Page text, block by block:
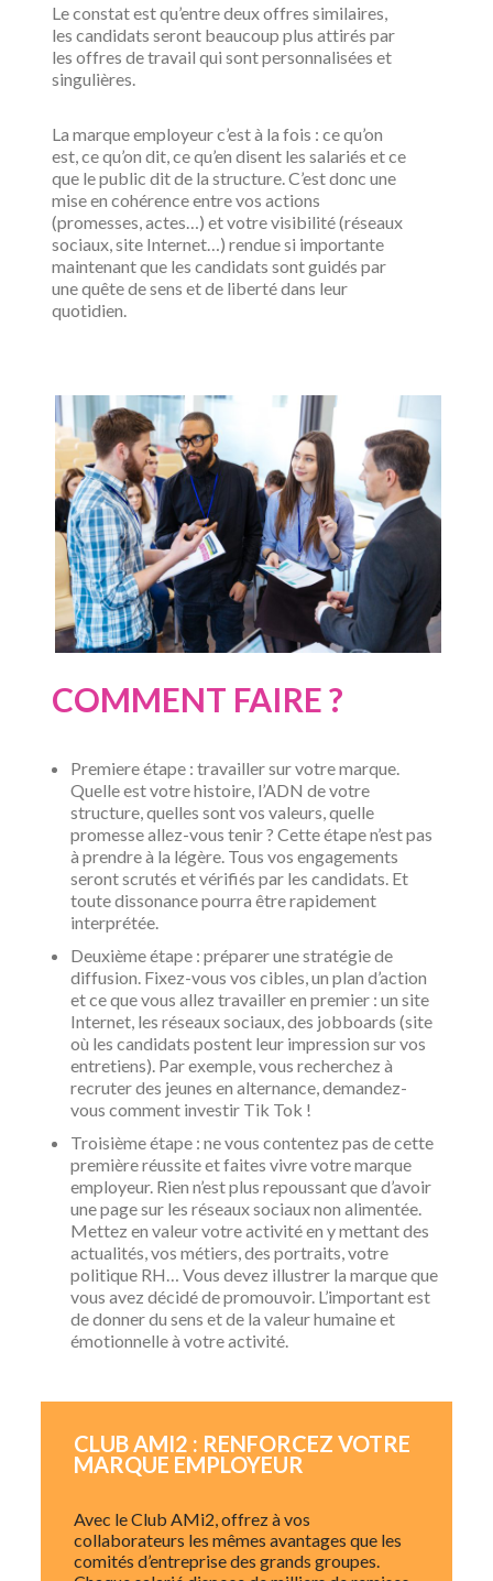
Le constat est qu’entre deux offres similaires,
les candidats seront beaucoup plus attirés par
les offres de travail qui sont personnalisées et
singulières.
La marque employeur c’est à la fois : ce qu’on
est, ce qu’on dit, ce qu’en disent les salariés et ce
que le public dit de la structure. C’est donc une
mise en cohérence entre vos actions
(promesses, actes…) et votre visibilité (réseaux
sociaux, site Internet…) rendue si importante
maintenant que les candidats sont guidés par
une quête de sens et de liberté dans leur
quotidien.
COMMENT FAIRE ?
Premiere étape : travailler sur votre marque.
Quelle est votre histoire, l’ADN de votre
structure, quelles sont vos valeurs, quelle
promesse allez-vous tenir ? Cette étape n’est pas
à prendre à la légère. Tous vos engagements
seront scrutés et vérifiés par les candidats. Et
toute dissonance pourra être rapidement
interprétée.
Deuxième étape : préparer une stratégie de
diffusion. Fixez-vous vos cibles, un plan d’action
et ce que vous allez travailler en premier : un site
Internet, les réseaux sociaux, des jobboards (site
où les candidats postent leur impression sur vos
entretiens). Par exemple, vous recherchez à
recruter des jeunes en alternance, demandez-
vous comment investir Tik Tok !
Troisième étape : ne vous contentez pas de cette
première réussite et faites vivre votre marque
employeur. Rien n’est plus repoussant que d’avoir
une page sur les réseaux sociaux non alimentée.
Mettez en valeur votre activité en y mettant des
actualités, vos métiers, des portraits, votre
politique RH… Vous devez illustrer la marque que
vous avez décidé de promouvoir. L’important est
de donner du sens et de la valeur humaine et
émotionnelle à votre activité.
CLUB AMI2 : RENFORCEZ VOTRE
MARQUE EMPLOYEUR
Avec le Club AMi2, offrez à vos
collaborateurs les mêmes avantages que les
comités d’entreprise des grands groupes.